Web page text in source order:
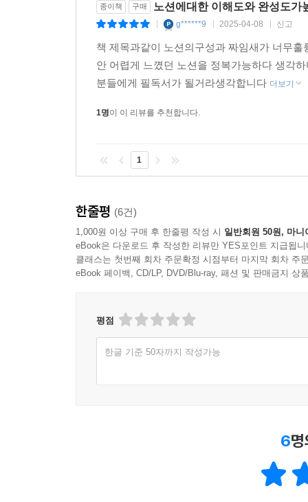
종이책 구매 노션에대한 이해도와 완성도가
g******9 2025-04-08 신고
책 제목과같이 노션의구성과 짜임새가 너무
안 어렵게 느꼈던 노션을 정복가능하다 생각
분들에게 필독서가 될거라생각합니다 더보기
1명이 이 리뷰를 추천합니다.
1
한줄평 (6건)
1,000원 이상 구매 후 한줄평 작성 시 일반회원 50원, 마니
eBook은 다운로드 후 작성한 리뷰만 YES포인트 지급됩니
클래스는 첫번째 회차 주문확정 시점부터 마지막 회차 주
eBook 페이백, CD/LP, DVD/Blu-ray, 패션 및 판매금지 상
평점
한글 기준 50자까지 작성가능
6